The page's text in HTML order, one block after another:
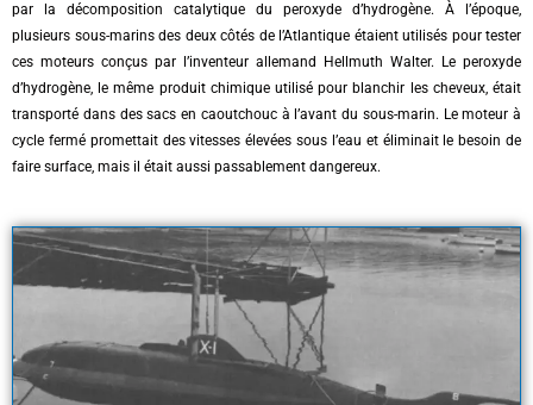
par la décomposition catalytique du peroxyde d’hydrogène. À l’époque,
plusieurs sous-marins des deux côtés de l’Atlantique étaient utilisés pour tester
ces moteurs conçus par l’inventeur allemand Hellmuth Walter. Le peroxyde
d’hydrogène, le même produit chimique utilisé pour blanchir les cheveux, était
transporté dans des sacs en caoutchouc à l’avant du sous-marin. Le moteur à
cycle fermé promettait des vitesses élevées sous l’eau et éliminait le besoin de
faire surface, mais il était aussi passablement dangereux.